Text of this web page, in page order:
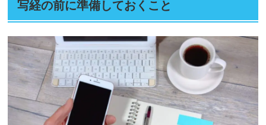
写経の前に準備しておくこと